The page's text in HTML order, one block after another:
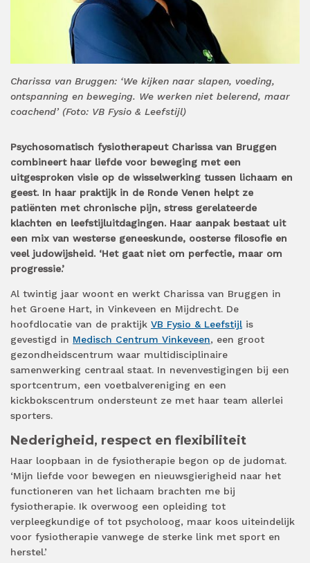
Charissa van Bruggen: ‘We kijken naar slapen, voeding,
ontspanning en beweging. We werken niet belerend, maar
coachend’ (Foto: VB Fysio & Leefstijl)
Psychosomatisch fysiotherapeut Charissa van Bruggen
combineert haar liefde voor beweging met een
uitgesproken visie op de wisselwerking tussen lichaam en
geest. In haar praktijk in de Ronde Venen helpt ze
patiënten met chronische pijn, stress gerelateerde
klachten en leefstijluitdagingen. Haar aanpak bestaat uit
een mix van westerse geneeskunde, oosterse filosofie en
veel judowijsheid. ‘Het gaat niet om perfectie, maar om
progressie.’
Al twintig jaar woont en werkt Charissa van Bruggen in
het Groene Hart, in Vinkeveen en Mijdrecht. De
hoofdlocatie van de praktijk VB Fysio & Leefstijl is
gevestigd in Medisch Centrum Vinkeveen, een groot
gezondheidscentrum waar multidisciplinaire
samenwerking centraal staat. In nevenvestigingen bij een
sportcentrum, een voetbalvereniging en een
kickbokscentrum ondersteunt ze met haar team allerlei
sporters.
Nederigheid, respect en flexibiliteit
Haar loopbaan in de fysiotherapie begon op de judomat.
‘Mijn liefde voor bewegen en nieuwsgierigheid naar het
functioneren van het lichaam brachten me bij
fysiotherapie. Ik overwoog een opleiding tot
verpleegkundige of tot psycholoog, maar koos uiteindelijk
voor fysiotherapie vanwege de sterke link met sport en
herstel.’